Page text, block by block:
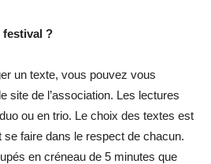
festival ?
un texte, vous pouvez vous
site de l’association. Les lectures
ou en trio. Le choix des textes est
faire dans le respect de chacun.
en créneau de 5 minutes que